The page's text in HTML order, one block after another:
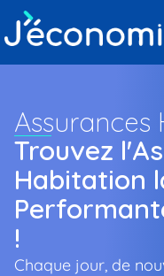
Trouvez
Habitation
!
Chaque jour, de